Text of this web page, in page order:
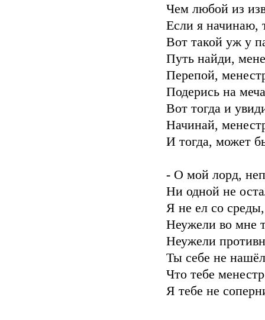
Чем любой из
Если я начинаю,
Вот такой уж у
Путь найди,
Перепой,
Подерись на
Вот тогда и
Начинай,
И тогда, может
- О мой лорд,
Ни одной не
Я не ел со
Неужели во мне
Неужели
Ты себе не
Что тебе
Я тебе не